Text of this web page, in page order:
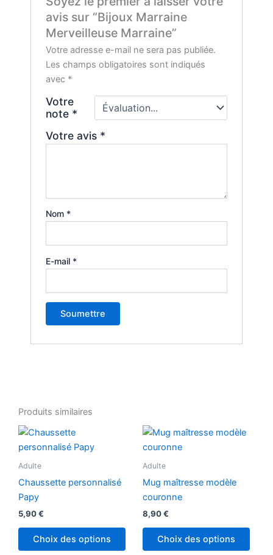
avis sur “Bijoux Marraine
Merveilleuse Marraine”
Votre adresse e-mail ne sera pas publiée.
Les champs obligatoires sont indiqués
avec *
Votre
note *
Votre avis *
Nom *
E-mail *
Produits similaires
Adulte
Chaussette personnalisé
Papy
5,90€
Choix des options
produit
variations.
options
peuvent
être
Adulte
Mug maîtresse modèle
couronne
8,90€
Choix des options